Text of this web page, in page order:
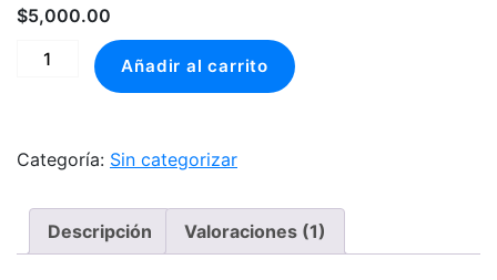
$5,000.00
Bonos
Alemanes
cantidad
Añadir al carrito
Categoría: Sin categorizar
Descripción Valoraciones (1)